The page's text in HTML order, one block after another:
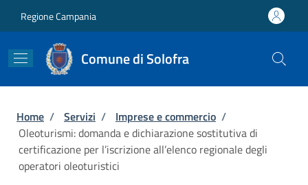
Regione Campania
Comune di Solofra
Briciole di pane
Home / Servizi / Imprese e commercio /
Oleoturismi: domanda e dichiarazione sostitutiva di
certificazione per l’iscrizione all’elenco regionale degli
operatori oleoturistici